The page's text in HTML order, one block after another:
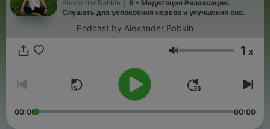
Alexander Babkin
6 - Медитация Релаксация.
Слушать для успокоения нервов и улучшения сна.
Podcast by Alexander Babkin
Гучність 1 x
00:00 00:00